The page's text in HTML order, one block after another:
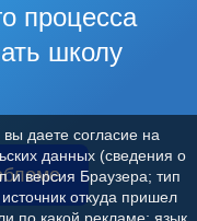
процесса
школу
даете согласие на
данных (сведения о
и версия Браузера; тип
откуда пришел